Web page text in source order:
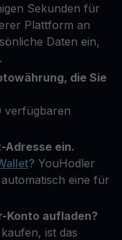
Sekunden für
Plattform an
Daten ein,
die Sie
verfügbaren
Adresse ein.
? YouHodler
eine für
Konto aufladen?
ist das